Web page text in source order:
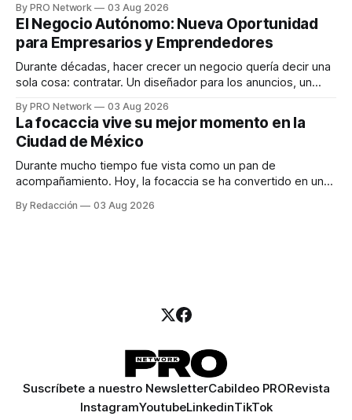
INTERIUS, el problema suele estar en otro lugar. Durante
una entrevista para el podcast SER PRO, el especialista en
marketing digital explicó que
By PRO Network 03 Aug 2026
El Negocio Autónomo: Nueva Oportunidad
para Empresarios y Emprendedores
Durante décadas, hacer crecer un negocio quería decir una
sola cosa: contratar. Un diseñador para los anuncios, un
para los textos, alguien que supiera de publicidad digital
para encontrar prospectos, un vendedor para atender
llamadas y mensajes, y —con suerte— una persona
By PRO Network 03 Aug 2026
La focaccia vive su mejor momento en la
Ciudad de México
Durante mucho tiempo fue vista como un pan de
acompañamiento. Hoy, la focaccia se ha convertido en uno
artesanal, ingredientes de calidad y experiencias que
By Redacción 03 Aug 2026
Suscríbete a nuestro NewsletterCabildeo PRORevista
InstagramYoutubeLinkedinTikTok